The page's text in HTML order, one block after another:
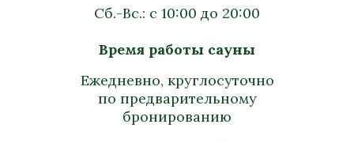
Сб.-Вс.: с 10:00 до 20:00
Время работы сауны
Ежедневно, круглосуточно
по предварительному
бронированию